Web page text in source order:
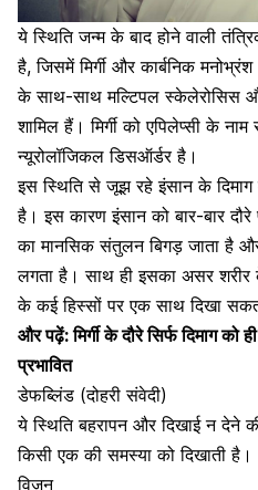
ये स्थिति जन्म के बाद होने वाली
है, जिसमेंमिर्गीऔर कार्बनिक
के साथ-साथ मल्टिपल स्केलेरोसिस और
शामिल हैं। मिर्गी को एपिलेप्सी के
न्यूरोलॉजिकल डिसऑर्डर है।
इस स्थिति से जूझ रहे इंसान के दिमाग
है। इस कारण इंसान को बार-बार
कामानसिक संतुलनबिगड़ जाता है
लगता है। साथ ही इसका असर शरीर
के कई हिस्सों पर एक साथ दिखा
और पढ़ें:मिर्गी के दौरे सिर्फ दिमाग
प्रभावित
डेफब्लिंड (दोहरी संवेदी)
ये स्थितिबहरापनऔर दिखाई न देने की
किसी एक की समस्या को दिखाती है।
विजन